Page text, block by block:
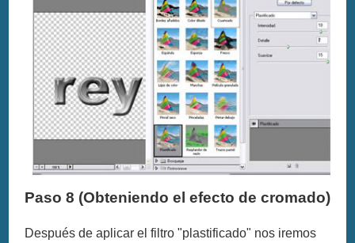
Paso 8 (Obteniendo el efecto de cromado)
Después de aplicar el filtro "plastificado" nos iremos